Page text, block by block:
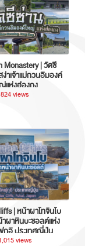
Monastery | วัดซี
าเจ้าแม่กวนอิมองค์
แห่งฮ่องกง
824 views
| หน้าผาโทจินโบ
ผาหินบะซอลต์แห่ง
กุอิ ประเทศญี่ปุ่น
views